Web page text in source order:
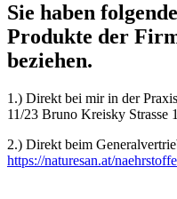
Sie haben
Produkte der
beziehen.
1.) Direkt bei mir in der
11/23 Bruno Kreisky Strasse
2.) Direkt beim
https://naturesan.at/